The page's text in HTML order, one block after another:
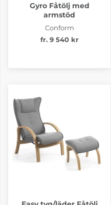
Gyro Fåtölj med
armstöd
Conform
fr. 9 540 kr